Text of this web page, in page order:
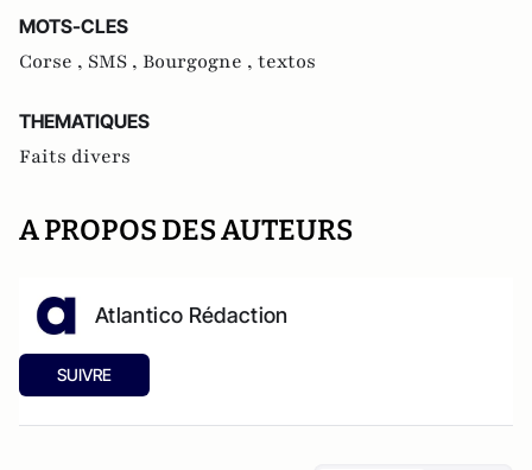
MOTS-CLES
Corse , SMS , Bourgogne , textos
THEMATIQUES
Faits divers
A PROPOS DES AUTEURS
Atlantico Rédaction
SUIVRE